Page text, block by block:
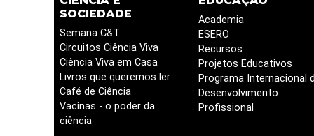
SOCIEDADE
Semana C&T
Circuitos Ciência Viva
Ciência Viva em Casa
Livros que queremos ler
Café de Ciência
Vacinas - o poder da
ciência
Academia
ESERO
Recursos
Projetos Educativos
Programa Internacional
Desenvolvimento
Profissional